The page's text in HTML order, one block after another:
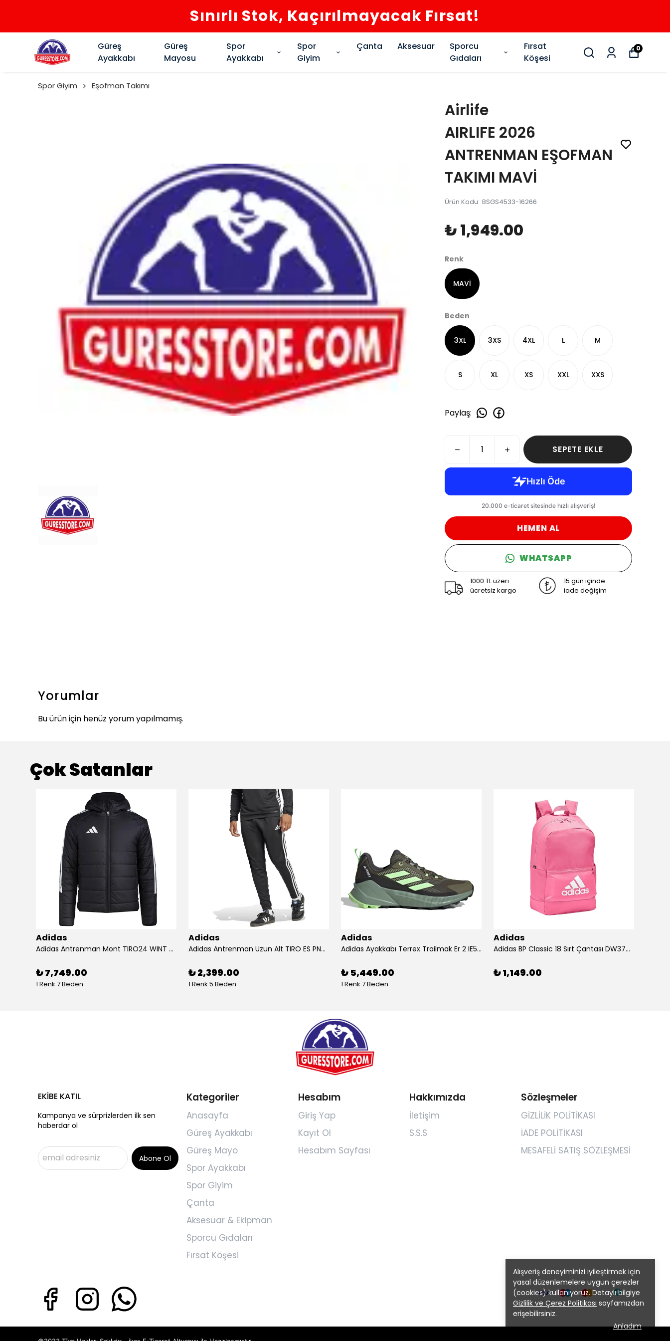
Sınırlı Stok, Kaçırılmayacak Fırsat!
Güreş
Ayakkabı
Güreş
Mayosu
Spor
Ayakkabı
Spor
Giyim
Çanta Aksesuar
Sporcu
Gıdaları
Fırsat
Köşesi
0
Alışveriş deneyiminizi iyileştirmek için
yasal düzenlemelere uygun çerezler
(cookies) kullanıyoruz. Detaylı bilgiye
Gizlilik ve Çerez Politikası sayfamızdan
erişebilirsiniz.
Anladım
Spor Giyim Eşofman Takımı
Airlife
AIRLIFE 2026
ANTRENMAN EŞOFMAN
TAKIMI MAVİ
Ürün Kodu: BSGS4533-16266
₺ 1,949.00
Renk
MAVİ
Beden
3XL 3XS 4XL L M
S XL XS XXL XXS
Paylaş:
SEPETE EKLE
HEMEN AL
WHATSAPP
1000 TL üzeri
ücretsiz kargo
15 gün içinde
iade değişim
Yorumlar
Bu ürün için henüz yorum yapılmamış.
Çok Satanlar
Adidas
Adidas Antrenman Mont TIRO24 WINT JKT IJ7388
₺ 7,749.00
1 Renk 7 Beden
Adidas
Adidas Antrenman Uzun Alt TIRO ES PNT JD0442
₺ 2,399.00
1 Renk 5 Beden
Adidas
Adidas Ayakkabı Terrex Trailmak Er 2 IE5146
₺ 5,449.00
1 Renk 7 Beden
Adidas
Adidas BP Classic 18 Sırt Çantası DW3709
₺ 1,149.00
Kategoriler
Anasayfa
Güreş Ayakkabı
Güreş Mayo
Spor Ayakkabı
Spor Giyim
Çanta
Aksesuar & Ekipman
Sporcu Gıdaları
Fırsat Köşesi
Hesabım
Giriş Yap
Kayıt Ol
Hesabım Sayfası
Hakkımızda
İletişim
S.S.S
Sözleşmeler
GİZLİLİK POLİTİKASI
İADE POLİTİKASI
MESAFELİ SATIŞ SÖZLEŞMESİ
EKİBE KATIL
Kampanya ve sürprizlerden ilk sen
haberdar ol
Abone Ol